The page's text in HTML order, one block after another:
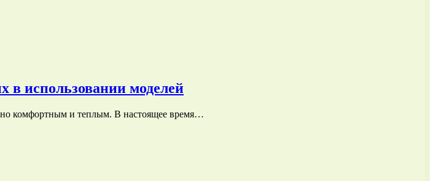
в использовании моделей
комфортным и теплым. В настоящее время…